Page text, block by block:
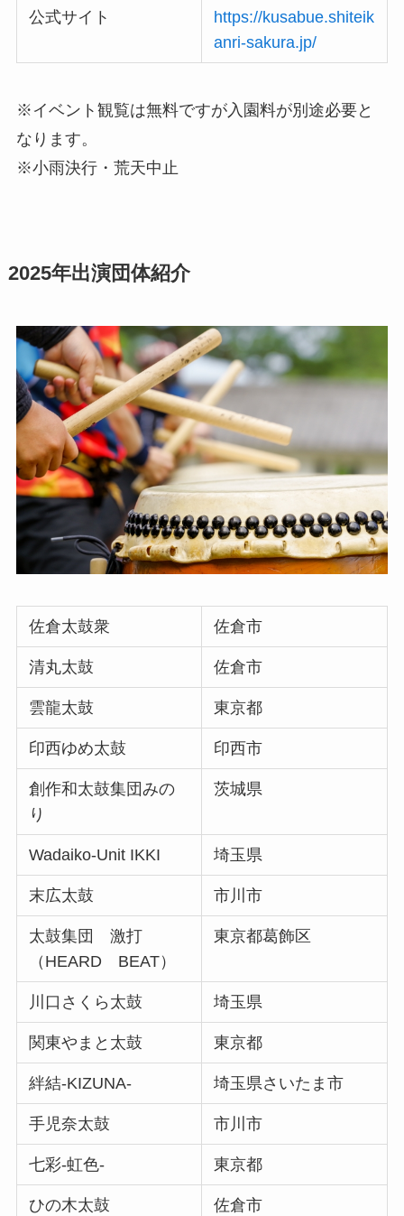
公式サイト
https://kusabue.shiteik
anri-sakura.jp/
※イベント観覧は無料ですが入園料が別途必要と
なります。
※小雨決行・荒天中止
2025年出演団体紹介
佐倉太鼓衆 佐倉市
清丸太鼓 佐倉市
雲龍太鼓 東京都
印西ゆめ太鼓 印西市
創作和太鼓集団みの
り
茨城県
Wadaiko-Unit IKKI 埼玉県
末広太鼓 市川市
太鼓集団 激打
（HEARD BEAT）
東京都葛飾区
川口さくら太鼓 埼玉県
関東やまと太鼓 東京都
絆結-KIZUNA- 埼玉県さいたま市
手児奈太鼓 市川市
七彩-虹色- 東京都
ひの木太鼓 佐倉市